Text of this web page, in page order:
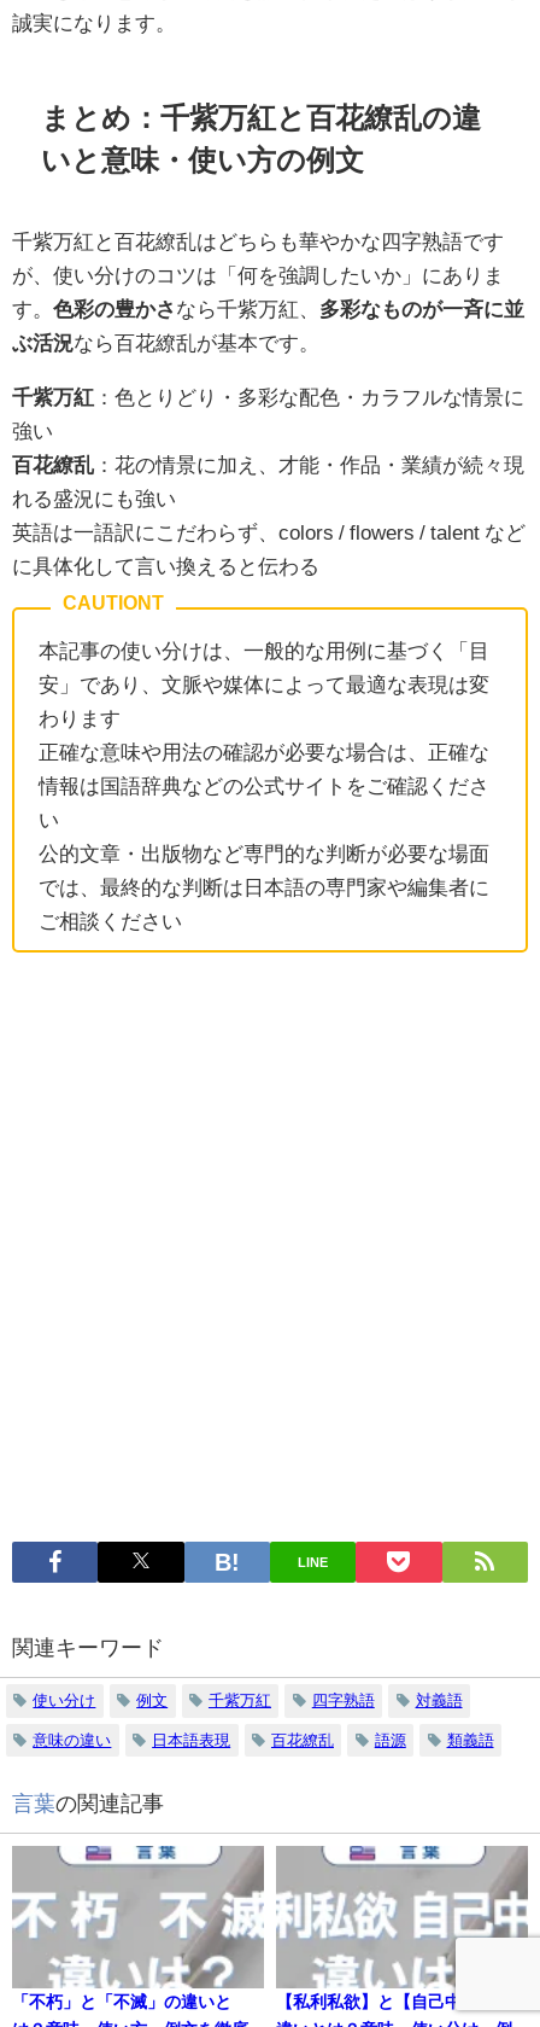
誠実になります。
まとめ：千紫万紅と百花繚乱の違
いと意味・使い方の例文
千紫万紅と百花繚乱はどちらも華やかな四字熟語です
が、使い分けのコツは「何を強調したいか」にありま
す。 色彩の豊かさ なら千紫万紅、 多彩なものが一斉に並
ぶ活況なら百花繚乱が基本です。
千紫万紅 ：色とりどり・多彩な配色・カラフルな情景に
強い
百花繚乱 ：花の情景に加え、才能・作品・業績が続々現
れる盛況にも強い
英語は一語訳にこだわらず、colors / flowers / talent など
に具体化して言い換えると伝わる
本記事の使い分けは、一般的な用例に基づく「目
安」であり、文脈や媒体によって最適な表現は変
わります
正確な意味や用法の確認が必要な場合は、正確な
情報は国語辞典などの公式サイトをご確認くださ
い
公的文章・出版物など専門的な判断が必要な場面
では、最終的な判断は日本語の専門家や編集者に
ご相談ください
LINE
関連キーワード
使い分け 例文 千紫万紅 四字熟語 対義語
意味の違い 日本語表現 百花繚乱 語源 類義語
言葉の関連記事
「不朽」と「不滅」の違いと
【私利私欲】と【自己中心】の